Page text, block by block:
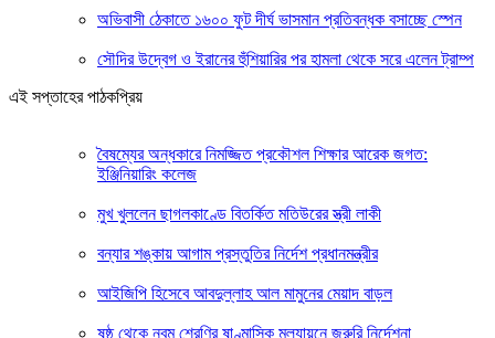
অভিবাসী ঠেকাতে ১৬০০ ফুট দীর্ঘ ভাসমান প্রতিবন্ধক বসাচ্ছে স্পেন
সৌদির উদ্বেগ ও ইরানের হুঁশিয়ারির পর হামলা থেকে সরে এলেন ট্রাম্প
এই সপ্তাহের পাঠকপ্রিয়
বৈষম্যের অন্ধকারে নিমজ্জিত প্রকৌশল শিক্ষার আরেক জগত:
ইঞ্জিনিয়ারিং কলেজ
মুখ খুললেন ছাগলকাণ্ডে বিতর্কিত মতিউরের স্ত্রী লাকী
বন্যার শঙ্কায় আগাম প্রস্তুতির নির্দেশ প্রধানমন্ত্রীর
আইজিপি হিসেবে আবদুল্লাহ আল মামুনের মেয়াদ বাড়ল
ষষ্ঠ থেকে নবম শ্রেণির ষাণ্মাসিক মূল্যায়নে জরুরি নির্দেশনা